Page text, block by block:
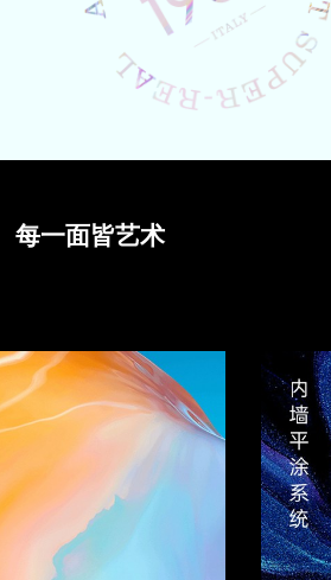
每一面皆艺术